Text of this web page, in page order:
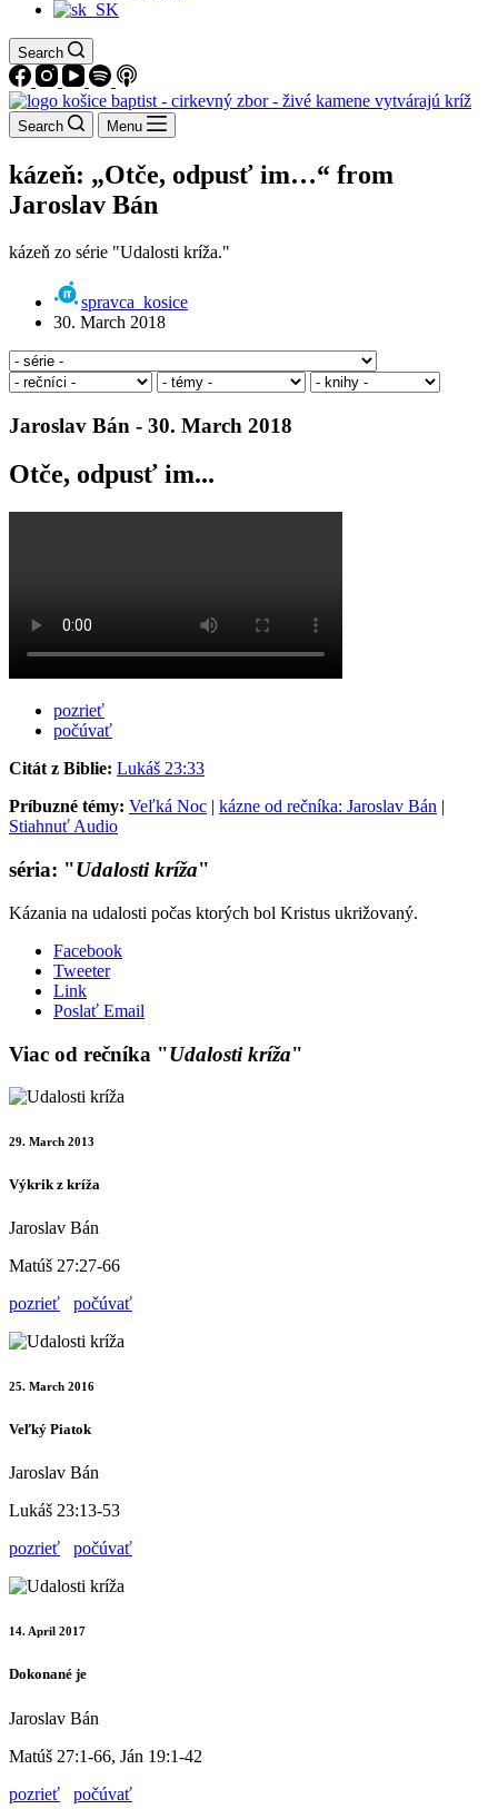
Search
Search Menu
kázeň: „Otče, odpusť im…“ from
Jaroslav Bán
kázeň zo série "Udalosti kríža."
spravca_kosice
30. March 2018
Jaroslav Bán - 30. March 2018
Otče, odpusť im...
pozrieť
počúvať
Citát z Biblie: Lukáš 23:33
Príbuzné témy: Veľká Noc | kázne od rečníka: Jaroslav Bán |
Stiahnuť Audio
séria: "Udalosti kríža"
Kázania na udalosti počas ktorých bol Kristus ukrižovaný.
Facebook
Tweeter
Link
Poslať Email
Viac od rečníka "Udalosti kríža"
29. March 2013
Výkrik z kríža
Jaroslav Bán
Matúš 27:27-66
pozrieť
počúvať
25. March 2016
Veľký Piatok
Jaroslav Bán
Lukáš 23:13-53
pozrieť
počúvať
14. April 2017
Dokonané je
Jaroslav Bán
Matúš 27:1-66, Ján 19:1-42
pozrieť
počúvať